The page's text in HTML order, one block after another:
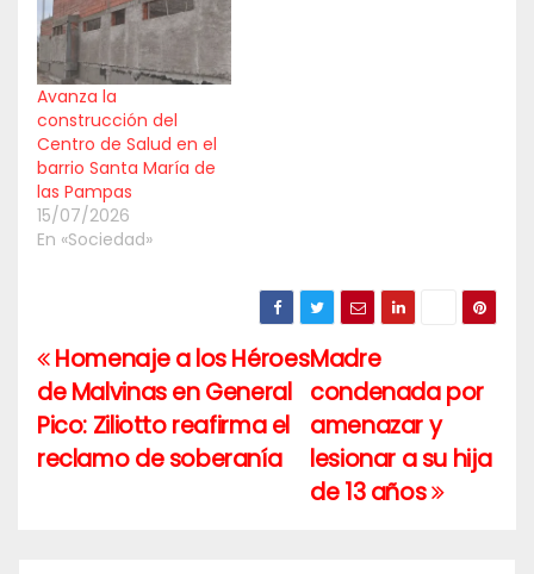
Avanza la
construcción del
Centro de Salud en el
barrio Santa María de
las Pampas
15/07/2026
En «Sociedad»
Navegación
de
entradas
Madre
condenada por
amenazar y
lesionar a su hija
de 13 años
Homenaje a los Héroes
de Malvinas en General
Pico: Ziliotto reafirma el
reclamo de soberanía